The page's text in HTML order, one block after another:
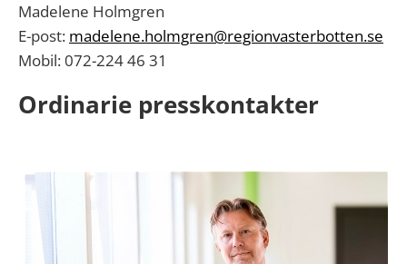
Madelene Holmgren
E-post: madelene.holmgren@regionvasterbotten.se
Mobil: 072-224 46 31
Ordinarie presskontakter